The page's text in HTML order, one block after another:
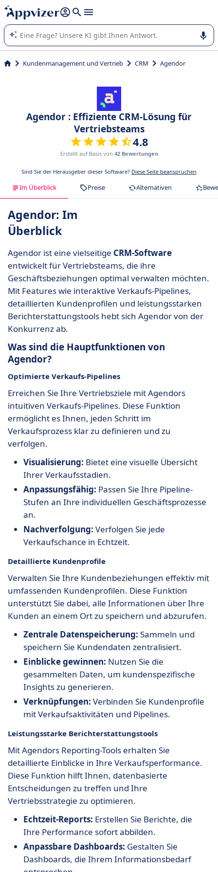
beantworten (mehrere Zeilen mit
Die KI von Appvizer führt Sie bei der Nutzung oder Auswahl
von SaaS-Software in Unternehmen.
Kundenmanagement und Vertrieb CRM Agendor
Agendor : Effiziente CRM-Lösung für
Vertriebsteams
4.8
Erstellt auf Basis von 42 Bewertungen
Sind Sie der Herausgeber dieser Software? Diese Seite beanspruchen
Im Überblick Preise Alternativen
Agendor: Im
Überblick
Agendor ist eine vielseitige CRM-Software
entwickelt für Vertriebsteams, die ihre
Geschäftsbeziehungen optimal verwalten möchten.
Mit Features wie interaktive Verkaufs-Pipelines,
detaillierten Kundenprofilen und leistungsstarken
Berichterstattungstools hebt sich Agendor von der
Konkurrenz ab.
Was sind die Hauptfunktionen von
Agendor?
Optimierte Verkaufs-Pipelines
Erreichen Sie Ihre Vertriebsziele mit Agendors
intuitiven Verkaufs-Pipelines. Diese Funktion
ermöglicht es Ihnen, jeden Schritt im
Verkaufsprozess klar zu definieren und zu
verfolgen.
Visualisierung: Bietet eine visuelle Übersicht
Ihrer Verkaufsstadien.
Anpassungsfähig: Passen Sie Ihre Pipeline-
Stufen an Ihre individuellen Geschäftsprozesse
an.
Nachverfolgung: Verfolgen Sie jede
Verkaufschance in Echtzeit.
Detaillierte Kundenprofile
Verwalten Sie Ihre Kundenbeziehungen effektiv mit
umfassenden Kundenprofilen. Diese Funktion
unterstützt Sie dabei, alle Informationen über Ihre
Kunden an einem Ort zu speichern und abzurufen.
Zentrale Datenspeicherung: Sammeln und
speichern Sie Kundendaten zentralisiert.
Einblicke gewinnen: Nutzen Sie die
gesammelten Daten, um kundenspezifische
Insights zu generieren.
Verknüpfungen: Verbinden Sie Kundenprofile
mit Verkaufsaktivitäten und Pipelines.
Leistungsstarke Berichterstattungstools
Mit Agendors Reporting-Tools erhalten Sie
detaillierte Einblicke in Ihre Verkaufsperformance.
Diese Funktion hilft Ihnen, datenbasierte
Entscheidungen zu treffen und Ihre
Vertriebsstrategie zu optimieren.
Echtzeit-Reports: Erstellen Sie Berichte, die
Ihre Performance sofort abbilden.
Anpassbare Dashboards: Gestalten Sie
Dashboards, die Ihrem Informationsbedarf